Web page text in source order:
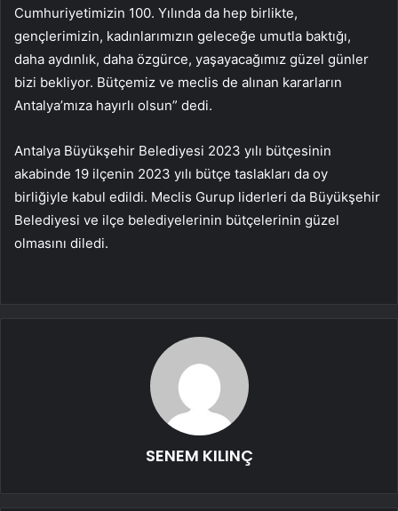
Cumhuriyetimizin 100. Yılında da hep birlikte,
gençlerimizin, kadınlarımızın geleceğe umutla baktığı,
daha aydınlık, daha özgürce, yaşayacağımız güzel günler
bizi bekliyor. Bütçemiz ve meclis de alınan kararların
Antalya’mıza hayırlı olsun” dedi.
Antalya Büyükşehir Belediyesi 2023 yılı bütçesinin
akabinde 19 ilçenin 2023 yılı bütçe taslakları da oy
birliğiyle kabul edildi. Meclis Gurup liderleri da Büyükşehir
Belediyesi ve ilçe belediyelerinin bütçelerinin güzel
olmasını diledi.
SENEM KILINÇ